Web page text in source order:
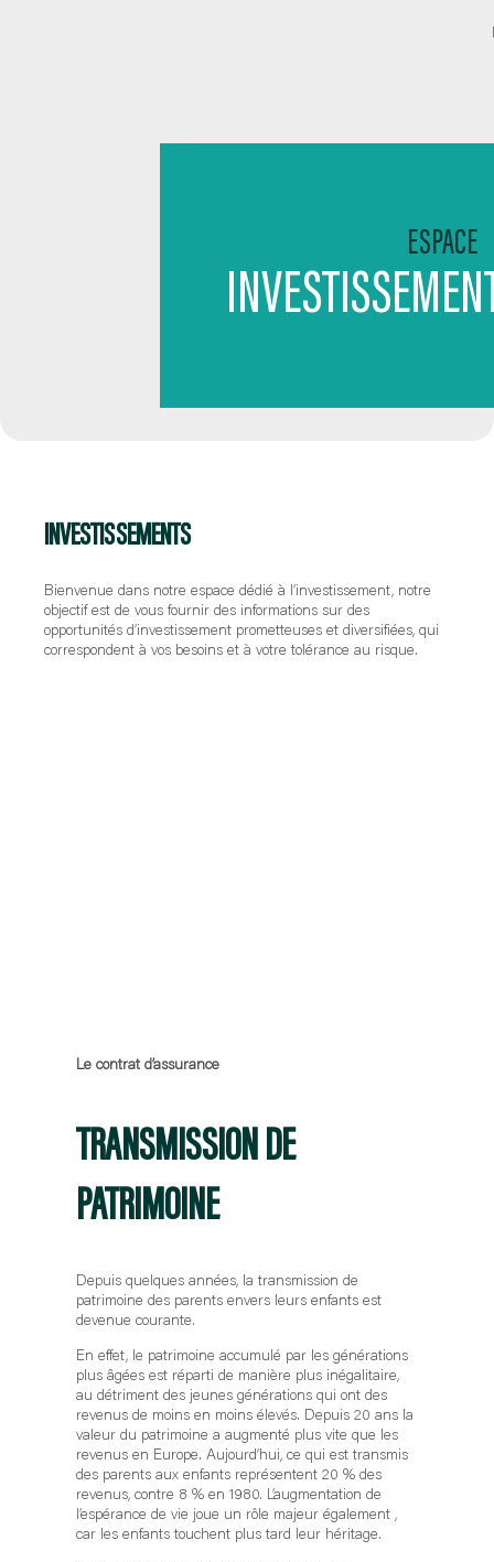
ESPACE
INVESTISSEMENTS
Bienvenue dans notre espace dédié à l’investissement, notre
objectif est de vous fournir des informations sur des
opportunités d’investissement prometteuses et diversifiées, qui
correspondent à vos besoins et à votre tolérance au risque.
Le contrat d’assurance
TRANSMISSION DE
PATRIMOINE
Depuis quelques années, la transmission de
patrimoine des parents envers leurs enfants est
devenue courante.
En effet, le patrimoine accumulé par les générations
plus âgées est réparti de manière plus inégalitaire,
au détriment des jeunes générations qui ont des
revenus de moins en moins élevés. Depuis 20 ans la
valeur du patrimoine a augmenté plus vite que les
revenus en Europe. Aujourd’hui, ce qui est transmis
des parents aux enfants représentent 20 % des
revenus, contre 8 % en 1980. L’augmentation de
l’espérance de vie joue un rôle majeur également ,
car les enfants touchent plus tard leur héritage.